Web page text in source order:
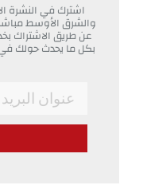
اشترك في النشرة
والشرق الأوسط
عن طريق الاشتراك
بكل ما يحدث حولك
*